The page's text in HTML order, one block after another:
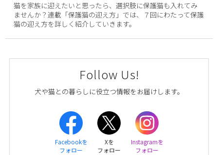
猫を家族に迎えたいと思ったら、選択肢に保護猫も入れてみ
ませんか？連載「保護猫の迎え方」では、７回にわたって保護
猫の迎え方を詳しく紹介していきます。
Follow Us!
犬や猫との暮らしに役立つ情報をお届けします。
Facebookを
フォロー
Xを
フォロー
Instagramを
フォロー